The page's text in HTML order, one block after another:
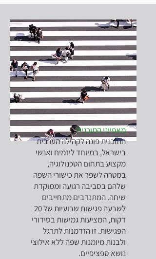
מאפייני התוכנית
התוכנית פונה לקהילה הערבית
בישראל, במיוחד ליזמים ואנשי
מקצוע בתחום הטכנולוגיה,
במטרה לשפר את כישורי השפה
שלהם בסביבה רגועה וממוקדת
שיחה. המתנדבים מתחייבים
לשבעה פגישות שבועיות של 20
דקות, המציעות גמישות בסידורי
הפגישות. זו הזדמנות לתרגל
ולבנות מיומנות שפה ללא אילוצי
נושא ספציפיים.